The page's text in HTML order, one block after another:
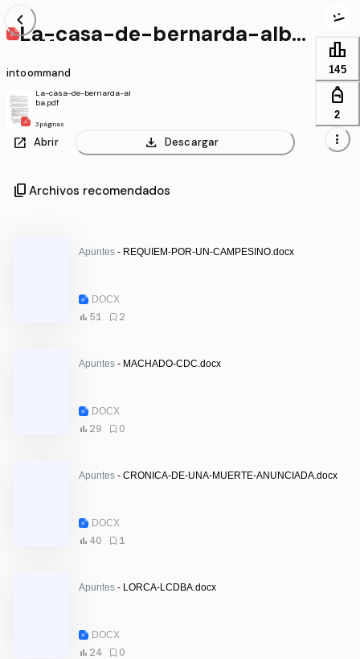
chevron_left
La-casa-de-bernarda-alba.
pdf
intoommand
La-casa-de-bernarda-al
ba.pdf
3 páginas
open_in_new Abrir download Descargar
leaderboard
145
personal_bag
2
more_vert
content_copy Archivos recomendados
Apuntes - REQUIEM-POR-UN-CAMPESINO.docx
DOCX
51
2
Apuntes - MACHADO-CDC.docx
DOCX
29
0
Apuntes - CRONICA-DE-UNA-MUERTE-ANUNCIADA.docx
DOCX
40
1
Apuntes - LORCA-LCDBA.docx
DOCX
24
0